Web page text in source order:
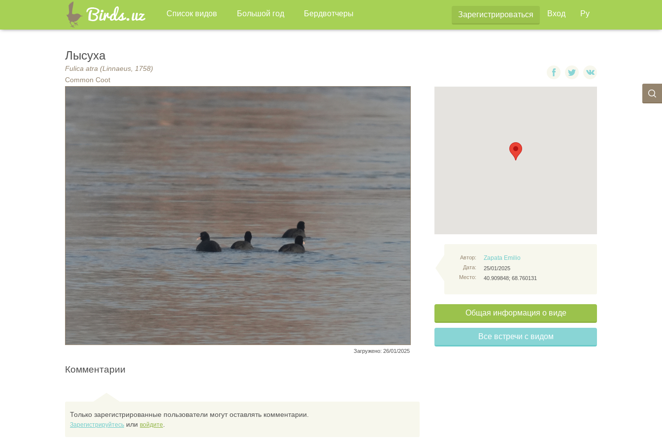
Список видов Большой год Бердвотчеры Зарегистрироваться Вход Ру
Лысуха
Fulica atra (Linnaeus, 1758)
Common Coot
Загружено: 26/01/2025
Автор:
Дата:
Место:
Zapata Emilio
25/01/2025
40.909848; 68.760131
Общая информация о виде
Все встречи с видом
Комментарии
Только зарегистрированные пользователи могут оставлять комментарии.
Зарегистрируйтесь или войдите